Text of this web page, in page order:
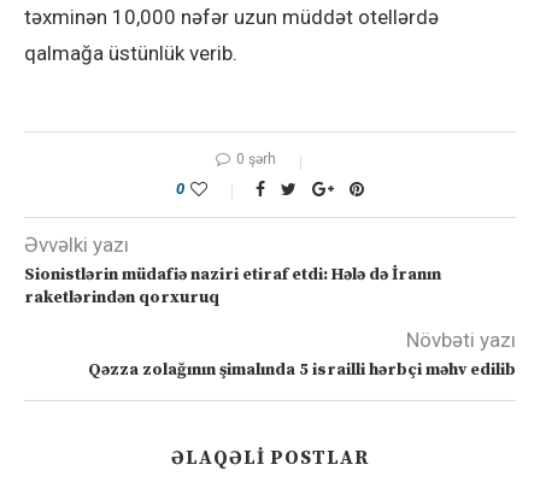
təxminən 10,000 nəfər uzun müddət otellərdə
qalmağa üstünlük verib.
0 şərh
0
Əvvəlki yazı
Sionistlərin müdafiə naziri etiraf etdi: Hələ də İranın
raketlərindən qorxuruq
Növbəti yazı
Qəzza zolağının şimalında 5 israilli hərbçi məhv edilib
ƏLAQƏLI POSTLAR